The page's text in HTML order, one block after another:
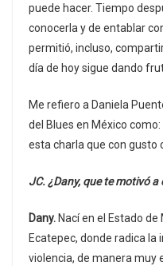
puede hacer. Tiempo
conocerla y de entablar
permitió, incluso,
día de hoy sigue dando
Me refiero a Daniela
del Blues en México como:
esta charla que con gusto
JC. ¿Dany, que te motivó a
Dany. Nací en el Estado
Ecatepec, donde radica la
violencia, de manera muy